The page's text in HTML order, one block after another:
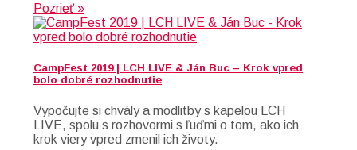
Pozrieť »
CampFest 2019 | LCH LIVE & Ján Buc – Krok vpred
bolo dobré rozhodnutie
Vypočujte si chvály a modlitby s kapelou LCH
LIVE, spolu s rozhovormi s ľuďmi o tom, ako ich
krok viery vpred zmenil ich životy.